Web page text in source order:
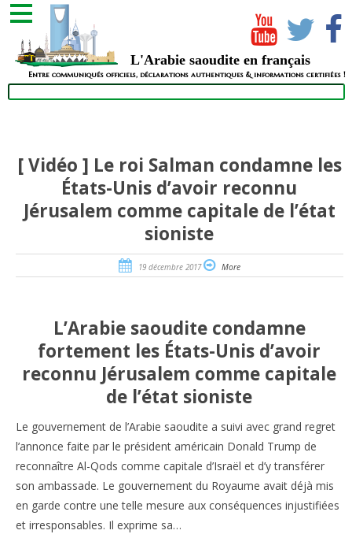
L'Arabie saoudite en français
Entre communiqués officiels, déclarations authentiques & informations certifiées !
[ Vidéo ] Le roi Salman condamne les
États-Unis d’avoir reconnu
Jérusalem comme capitale de l’état
sioniste
19 décembre 2017 More
L’Arabie saoudite condamne
fortement les États-Unis d’avoir
reconnu Jérusalem comme capitale
de l’état sioniste
Le gouvernement de l’Arabie saoudite a suivi avec grand regret
l’annonce faite par le président américain Donald Trump de
reconnaître Al-Qods comme capitale d’Israël et d’y transférer
son ambassade. Le gouvernement du Royaume avait déjà mis
en garde contre une telle mesure aux conséquences injustifiées
et irresponsables. Il exprime sa…